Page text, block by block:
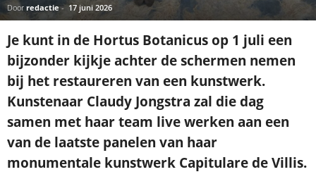
Door redactie- 17 juni 2026
Je kunt in de Hortus Botanicus op 1 juli een
bijzonder kijkje achter de schermen nemen
bij het restaureren van een kunstwerk.
Kunstenaar Claudy Jongstra zal die dag
samen met haar team live werken aan een
van de laatste panelen van haar
monumentale kunstwerk Capitulare de Villis.